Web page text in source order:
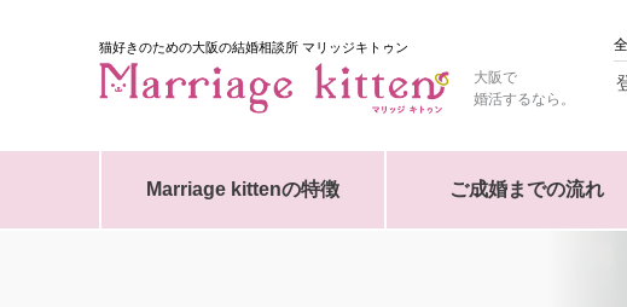
猫好きのための大阪の結婚相談所 マリッジキトゥン
大阪で
婚活するなら。
Marriage kittenの特徴 ご成婚までの流れ